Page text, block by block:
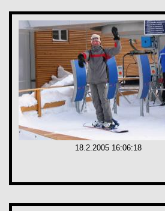
18.2.2005 16:06:18